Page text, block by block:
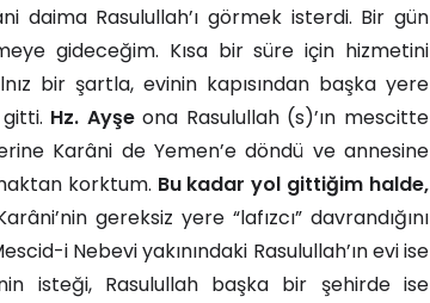
daima Rasulullah’ı görmek isterdi. Bir gün
gideceğim. Kısa bir süre için hizmetini
bir şartla, evinin kapısından başka yere
Hz. Ayşeona Rasulullah (s)’ın mescitte
Karâni de Yemen’e döndü ve annesine
korktum. Bu kadar yol gittiğim halde,
gereksiz yere “lafızcı” davrandığını
i Nebevi yakınındaki Rasulullah’ın evi ise
isteği, Rasulullah başka bir şehirde ise